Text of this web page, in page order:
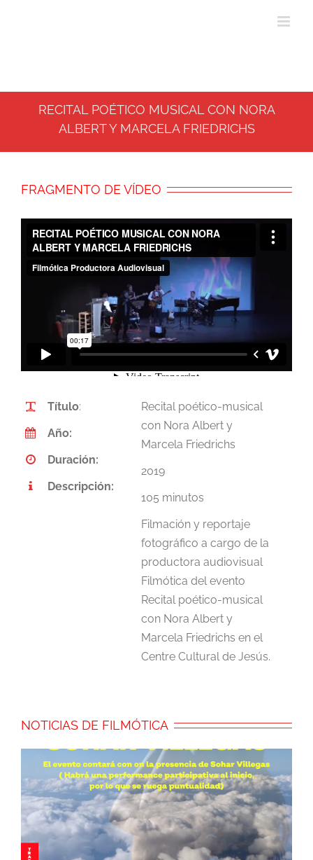
RECITAL POÉTICO MUSICAL CON NORA
ALBERT Y MARCELA FRIEDRICHS
FRAGMENTO DE VÍDEO
Título:
Año:
Duración:
Descripción:
Recital poético-musical
con Nora Albert y
Marcela Friedrichs
2019
105 minutos
Filmación y reportaje
fotográfico a cargo de la
productora audiovisual
Filmótica del evento
Recital poético-musical
con Nora Albert y
Marcela Friedrichs en el
Centre Cultural de Jesús.
NOTICIAS DE FILMÓTICA